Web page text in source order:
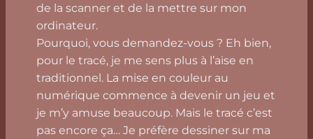
de la scanner et de la mettre sur mon
ordinateur.
Pourquoi, vous demandez-vous ? Eh bien,
pour le tracé, je me sens plus à l’aise en
traditionnel. La mise en couleur au
numérique commence à devenir un jeu et
je m’y amuse beaucoup. Mais le tracé c’est
pas encore ça… Je préfère dessiner sur ma